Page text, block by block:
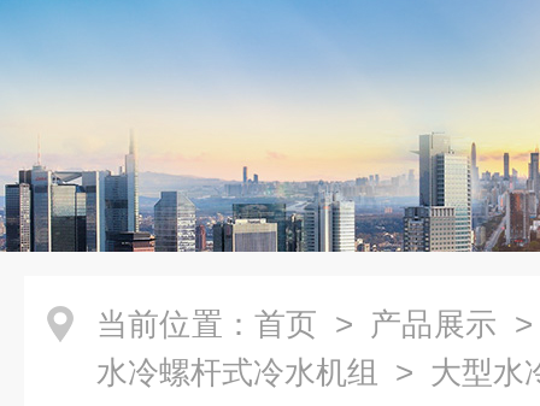
当前位置： 首页 > 产品展示
水冷螺杆式冷水机组
> 大型水